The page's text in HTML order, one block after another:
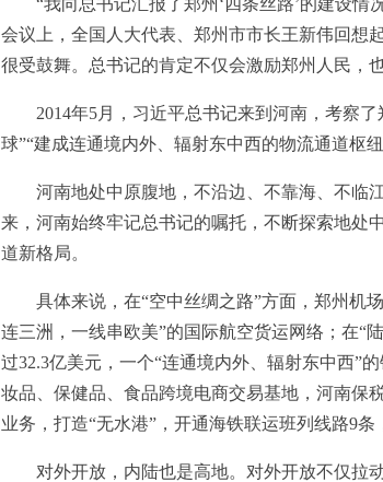
“我向总书记汇报了郑州‘四条丝路’的建设情
会议上，全国人大代表、郑州市市长王新伟回想
很受鼓舞。总书记的肯定不仅会激励郑州人民，
2014年5月，习近平总书记来到河南，考察了
球”“建成连通境内外、辐射东中西的物流通道枢
河南地处中原腹地，不沿边、不靠海、不临江
来，河南始终牢记总书记的嘱托，不断探索地处
道新格局。
具体来说，在“空中丝绸之路”方面，郑州机场
连三洲，一线串欧美”的国际航空货运网络；在“
过32.3亿美元，一个“连通境内外、辐射东中西”
妆品、保健品、食品跨境电商交易基地，河南保
业务，打造“无水港”，开通海铁联运班列线路9
对外开放，内陆也是高地。对外开放不仅拉动